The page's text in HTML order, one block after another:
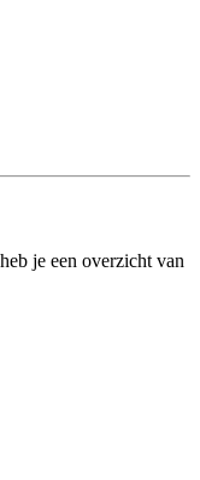
je een overzicht van